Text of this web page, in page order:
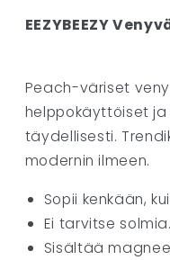
EEZYBEEZY
Peach-väriset
helppokäyttöiset
täydellisesti.
modernin ilmeen.
Sopii kenkään,
Ei tarvitse solmia.
Sisältää